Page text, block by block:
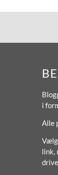
i
Alle
link,